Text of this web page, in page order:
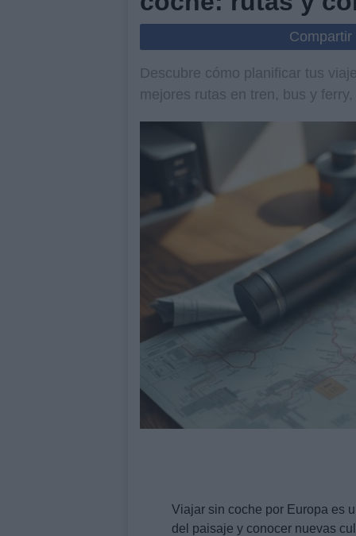
Descubre cómo planificar tus
mejores rutas en tren, bus y
Viajar sin coche por Europa es
del paisaje y conocer nuevas